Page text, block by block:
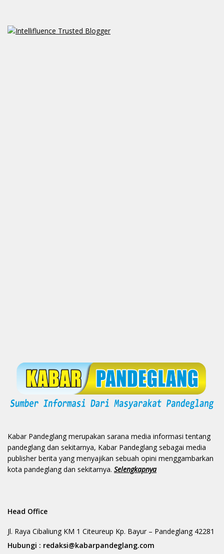
Kabar Pandeglang merupakan sarana media informasi tentang
pandeglang dan sekitarnya, Kabar Pandeglang sebagai media
publisher berita yang menyajikan sebuah opini menggambarkan
kota pandeglang dan sekitarnya. Selengkapnya
Head Office
Jl. Raya Cibaliung KM 1 Citeureup Kp. Bayur – Pandeglang 42281
Hubungi : redaksi@kabarpandeglang.com